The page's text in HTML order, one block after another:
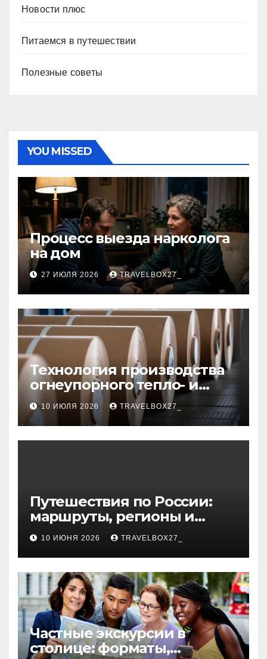
Новости плюс
Питаемся в путешествии
Полезные советы
YOU MISSED
Процесс выезда нарколога
на дом
27 ИЮЛЯ 2026 TRAVELBOX27_
Технология производства
огнеупорного тепло- и
звукоизоляционного
картона из
муллитокремнеземистого
волокна
10 ИЮЛЯ 2026 TRAVELBOX27_
Путешествия по России:
маршруты, регионы и
особенности поездок
10 ИЮНЯ 2026 TRAVELBOX27_
Частные экскурсии в
столице: форматы,